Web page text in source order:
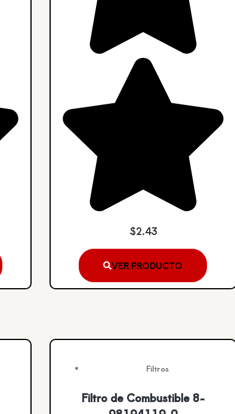
$2.43
VER PRODUCTO
Filtros
Filtro de Combustible 8-